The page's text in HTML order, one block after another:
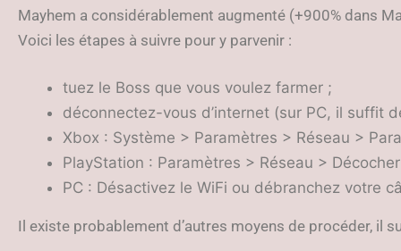
Mayhem a considérablement augmenté (+900% dans
Voici les étapes à suivre pour y parvenir :
tuez le Boss que vous voulez farmer ;
déconnectez-vous d’internet (sur PC, il suffit
Xbox : Système > Paramètres > Réseau >
PlayStation : Paramètres > Réseau >
PC : Désactivez le WiFi ou débranchez votre
Il existe probablement d’autres moyens de procéder, il